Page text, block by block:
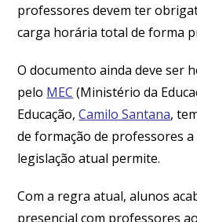
professores devem ter
carga horária total de forma
O documento ainda deve ser
pelo MEC (Ministério da
Educação,Camilo Santana,
de formação de professores a
legislação atual permite.
Com a regra atual, alunos
presencial com professores